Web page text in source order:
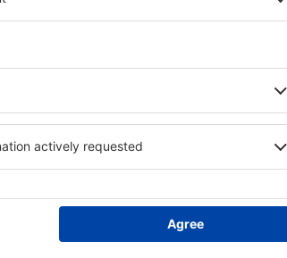
a
i
Vybavení ubytování in Acerra
hvězdiček. V dostupných
koutem, balkonem, klimatizací,
sadou ručníků nebo přístupem
bezplatné parkování, objednat
zvolit hotel s bazénem.
se službou přepravy z nebo na
Kolik stojí ubytování in